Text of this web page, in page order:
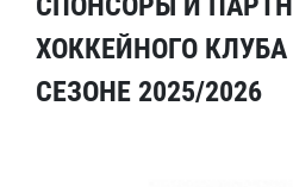
ХОККЕЙНОГО КЛУБА
СЕЗОНЕ 2025/2026